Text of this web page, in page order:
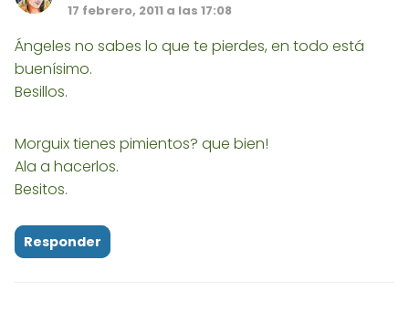
17 febrero, 2011 a las 17:08
Ángeles no sabes lo que te pierdes, en todo está
buenísimo.
Besillos.
Morguix tienes pimientos? que bien!
Ala a hacerlos.
Besitos.
Responder